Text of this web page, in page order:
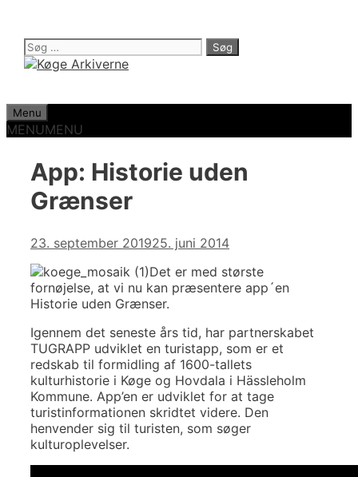
indhold
Søg
efter:
Menu
MENUMENU
App: Historie uden
Grænser
23. september 201925. juni 2014
Det er med største
fornøjelse, at vi nu kan præsentere app´en
Historie uden Grænser.
Igennem det seneste års tid, har partnerskabet
TUGRAPP udviklet en turistapp, som er et
redskab til formidling af 1600-tallets
kulturhistorie i Køge og Hovdala i Hässleholm
Kommune. App’en er udviklet for at tage
turistinformationen skridtet videre. Den
henvender sig til turisten, som søger
kulturoplevelser.